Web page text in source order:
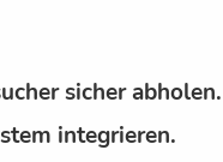
sicher abholen.
integrieren.